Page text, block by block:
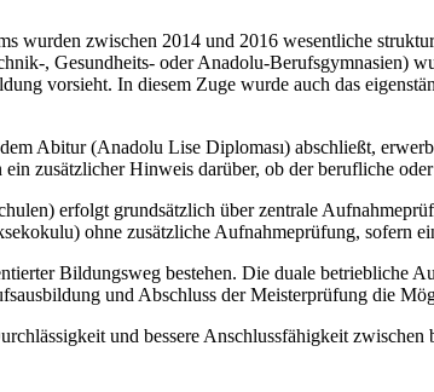
wurden zwischen 2014 und 2016 wesentliche
, Gesundheits- oder Anadolu-Berufsgymnasien)
vorsieht. In diesem Zuge wurde auch das
Abitur (Anadolu Lise Diploması) abschließt,
zusätzlicher Hinweis darüber, ob der berufliche
erfolgt grundsätzlich über zentrale
ohne zusätzliche Aufnahmeprüfung, sofern
Bildungsweg bestehen. Die duale betriebliche
und Abschluss der Meisterprüfung die
und bessere Anschlussfähigkeit